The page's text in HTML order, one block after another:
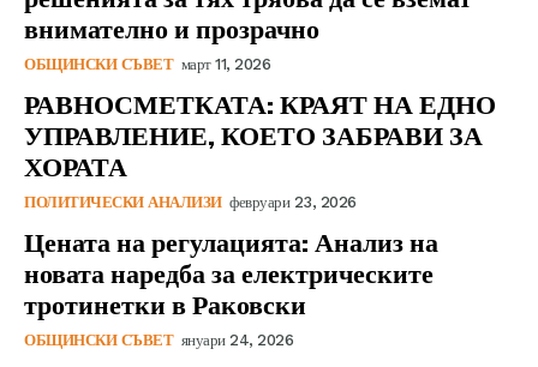
внимателно и прозрачно
ОБЩИНСКИ СЪВЕТ март 11, 2026
РАВНОСМЕТКАТА: КРАЯТ НА ЕДНО
УПРАВЛЕНИЕ, КОЕТО ЗАБРАВИ ЗА
ХОРАТА
ПОЛИТИЧЕСКИ АНАЛИЗИ февруари 23, 2026
Цената на регулацията: Анализ на
новата наредба за електрическите
тротинетки в Раковски
ОБЩИНСКИ СЪВЕТ януари 24, 2026